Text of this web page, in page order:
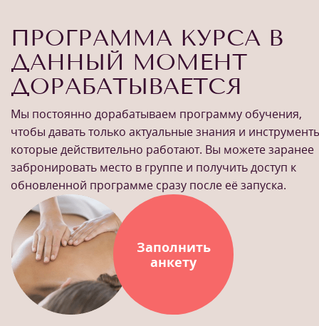
ПРОГРАММА КУРСА В
ДАННЫЙ МОМЕНТ
ДОРАБАТЫВАЕТСЯ
Мы постоянно дорабатываем программу обучения,
чтобы давать только актуальные знания и
которые действительно работают. Вы можете заранее
забронировать место в группе и получить доступ к
обновленной программе сразу после её запуска.
Заполнить
анкету